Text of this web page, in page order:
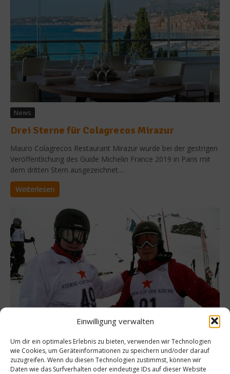
Einwilligung verwalten
Um dir ein optimales Erlebnis zu bieten, verwenden wir Technologien
wie Cookies, um Geräteinformationen zu speichern und/oder darauf
zuzugreifen. Wenn du diesen Technologien zustimmst, können wir
Daten wie das Surfverhalten oder eindeutige IDs auf dieser Website
News
Drei Sterne für Colagrecos Mirazur
Mauro Colagrecos Restaurant Mirazur wurde bei der gestrigen
Veröffentlichung des Guide Michelin France 2019 in Paris mit
dem dritten Stern ausgezeichnet....
Weiterlesen
Sven Elverfeld beim Sterne-Cup der Köche
in Ischgl